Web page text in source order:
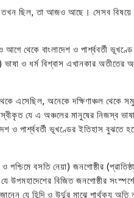
ছিল, তা আজও আছে। সেসব বিষয়ে
থেকে বাংলাদেশ ও পার্শ্ববর্তী
ও ধর্ম বিশ্বাস এখানকার অতীতের
এসেছিল, অনেকে দক্ষিণাঞ্চল
স্বীকৃত যে এ অঞ্চলের মানুষের নিজস্ব
ভূখণ্ডের ইতিহাস বুঝতে
বসতি নেয়া) জনগোষ্ঠীর
বিজিত জনগোষ্ঠীর
যে হিন্দি ও উর্দুর মাঝে